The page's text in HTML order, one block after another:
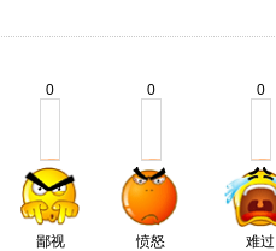
0
鄙视
0
愤怒
0
难过